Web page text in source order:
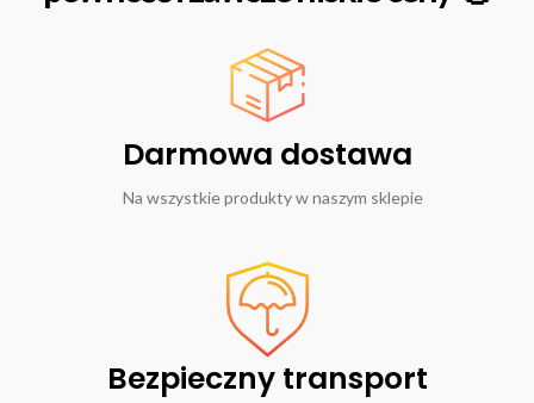
Darmowa dostawa
Na wszystkie produkty w naszym sklepie
Bezpieczny transport